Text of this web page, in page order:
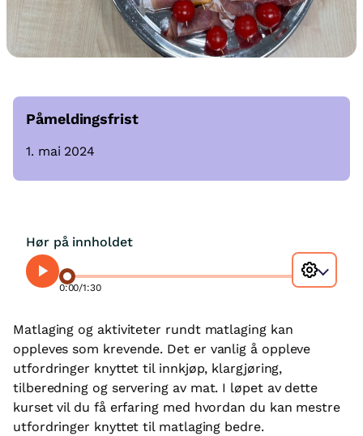
Påmeldingsfrist
1. mai 2024
Hør på innholdet
0:00/1:30
Matlaging og aktiviteter rundt matlaging kan
oppleves som krevende. Det er vanlig å oppleve
utfordringer knyttet til innkjøp, klargjøring,
tilberedning og servering av mat. I løpet av dette
kurset vil du få erfaring med hvordan du kan mestre
utfordringer knyttet til matlaging bedre.